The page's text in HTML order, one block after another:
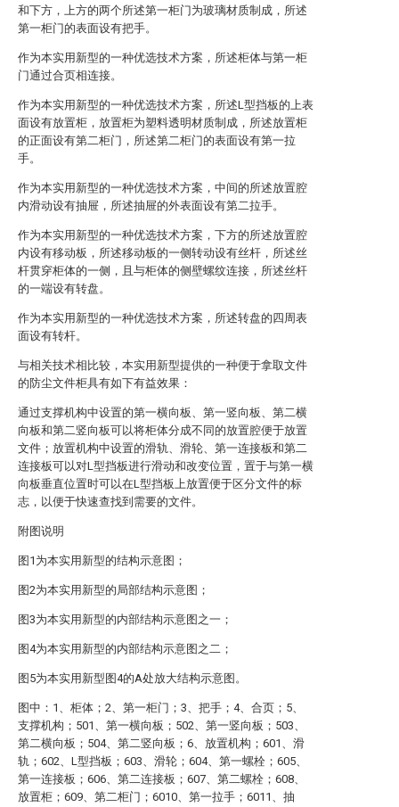
和下方，上方的两个所述第一柜门为玻璃材质制成，所述
第一柜门的表面设有把手。
作为本实用新型的一种优选技术方案，所述柜体与第一柜
门通过合页相连接。
作为本实用新型的一种优选技术方案，所述L型挡板的上表
面设有放置柜，放置柜为塑料透明材质制成，所述放置柜
的正面设有第二柜门，所述第二柜门的表面设有第一拉
手。
作为本实用新型的一种优选技术方案，中间的所述放置腔
内滑动设有抽屉，所述抽屉的外表面设有第二拉手。
作为本实用新型的一种优选技术方案，下方的所述放置腔
内设有移动板，所述移动板的一侧转动设有丝杆，所述丝
杆贯穿柜体的一侧，且与柜体的侧壁螺纹连接，所述丝杆
的一端设有转盘。
作为本实用新型的一种优选技术方案，所述转盘的四周表
面设有转杆。
与相关技术相比较，本实用新型提供的一种便于拿取文件
的防尘文件柜具有如下有益效果：
通过支撑机构中设置的第一横向板、第一竖向板、第二横
向板和第二竖向板可以将柜体分成不同的放置腔便于放置
文件；放置机构中设置的滑轨、滑轮、第一连接板和第二
连接板可以对L型挡板进行滑动和改变位置，置于与第一横
向板垂直位置时可以在L型挡板上放置便于区分文件的标
志，以便于快速查找到需要的文件。
附图说明
图1为本实用新型的结构示意图；
图2为本实用新型的局部结构示意图；
图3为本实用新型的内部结构示意图之一；
图4为本实用新型的内部结构示意图之二；
图5为本实用新型图4的A处放大结构示意图。
图中：1、柜体；2、第一柜门；3、把手；4、合页；5、
支撑机构；501、第一横向板；502、第一竖向板；503、
第二横向板；504、第二竖向板；6、放置机构；601、滑
轨；602、L型挡板；603、滑轮；604、第一螺栓；605、
第一连接板；606、第二连接板；607、第二螺栓；608、
放置柜；609、第二柜门；6010、第一拉手；6011、抽